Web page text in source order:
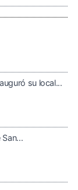
su local...